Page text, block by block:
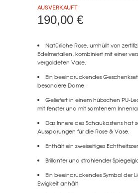
Ausverkauft
190,00 €
Natürliche Rose, umhüllt von
Edelmetallen, kombiniert mit einer
vergoldeten Vase.
Ein beeindruckendes Geschenkset
besondere Dame.
Geliefert in einem hübschen PU-
mit fenster und mit samtenem
Das Innere des Schaukastens hat
Aussparungen für die Rose & Vase.
Enthält ein zweiseitiges
Brillanter und strahlender
Ein beeindruckendes Symbol der
Ewigkeit anhält.